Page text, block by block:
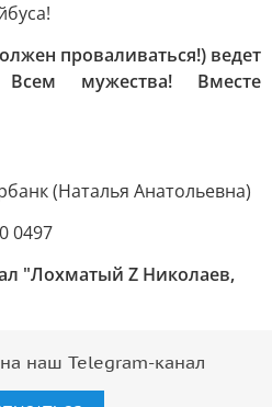
проваливаться!) ведет
Всем мужества! Вместе
(Наталья Анатольевна)
0497
"Лохматый Z Николаев,
наш Telegram-канал